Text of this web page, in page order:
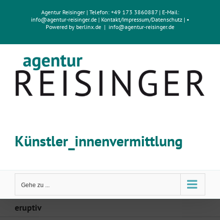
Agentur Reisinger| Telefon: +49 173 3860887 | E-Mail:
info@agentur-reisinger.de | Kontakt/Impressum/Datenschutz | •
Powered by berlinx.de | info@agentur-reisinger.de
Künstler_innenvermittlung
Gehe zu ...
eruptiv